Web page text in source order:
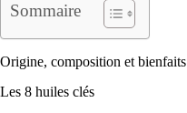
Sommaire
Origine, composition et bienfaits
Les 8 huiles clés